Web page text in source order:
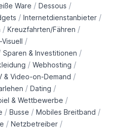
Ware / Dessous /
/ Internetdienstanbieter /
/ Kreuzfahrten/Fähren /
/
Sparen & Investitionen /
/ Webhosting /
& Video-on-Demand /
/ Dating /
& Wettbewerbe /
/ Busse / Mobiles Breitband /
/ Netzbetreiber /